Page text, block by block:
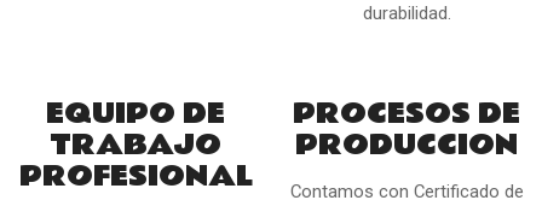
durabilidad.
EQUIPO DE
TRABAJO
PROFESIONAL
PROCESOS DE
PRODUCCION
Contamos con Certificado de